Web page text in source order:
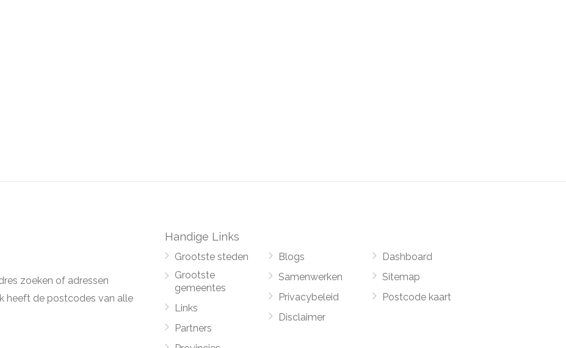
zoeken of adressen
heeft de postcodes van alle
Handige Links
Grootste steden
Grootste
gemeentes
Links
Partners
Blogs
Samenwerken
Privacybeleid
Disclaimer
Dashboard
Sitemap
Postcode kaart